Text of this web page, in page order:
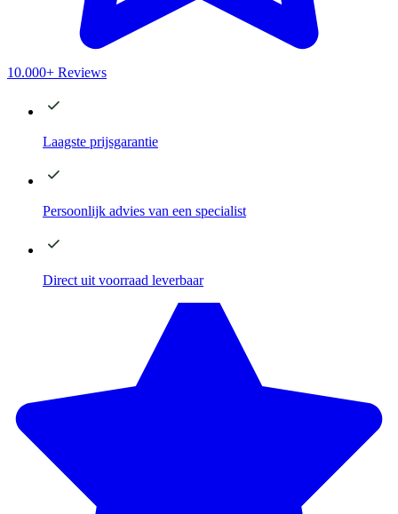
10.000+ Reviews
Laagste prijsgarantie
Persoonlijk advies van een specialist
Direct uit voorraad leverbaar